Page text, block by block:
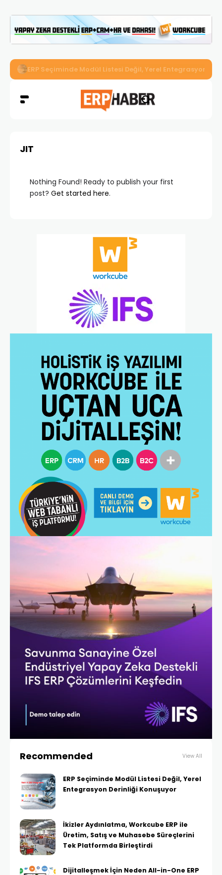
İkizler Aydınlatma, Workcube ERP ile Üretim, Satış ve
JIT
Nothing Found! Ready to publish your first
post? Get started here.
Recommended View All
ERP Seçiminde Modül Listesi Değil, Yerel
Entegrasyon Derinliği Konuşuyor
İkizler Aydınlatma, Workcube ERP ile
Üretim, Satış ve Muhasebe Süreçlerini
Tek Platformda Birleştirdi
Dijitalleşmek İçin Neden All-in-One ERP